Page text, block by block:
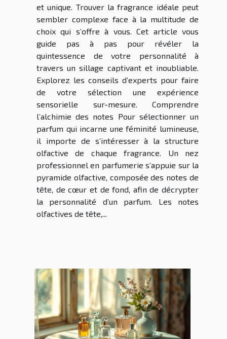
et unique. Trouver la fragrance idéale peut
sembler complexe face à la multitude de
choix qui s’offre à vous. Cet article vous
guide pas à pas pour révéler la
quintessence de votre personnalité à
travers un sillage captivant et inoubliable.
Explorez les conseils d’experts pour faire
de votre sélection une expérience
sensorielle sur-mesure. Comprendre
l’alchimie des notes Pour sélectionner un
parfum qui incarne une féminité lumineuse,
il importe de s’intéresser à la structure
olfactive de chaque fragrance. Un nez
professionnel en parfumerie s’appuie sur la
pyramide olfactive, composée des notes de
tête, de cœur et de fond, afin de décrypter
la personnalité d’un parfum. Les notes
olfactives de tête,...